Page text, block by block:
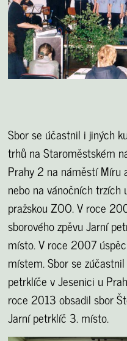
Sbor se účastnil i jiných
trhů na Staroměstském
Prahy 2 na náměstí Míru
nebo na vánočních trzích
pražskou ZOO. V roce
sborového zpěvu Jarní
místo. V roce 2007
místem. Sbor se
petrklíče v Jesenici u
roce 2013 obsadil sbor
Jarní petrklíč 3. místo.